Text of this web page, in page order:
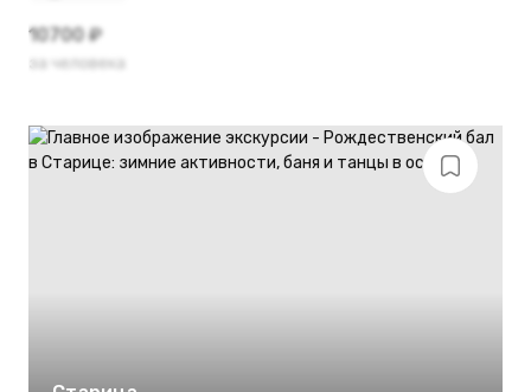
10700 ₽
за человека